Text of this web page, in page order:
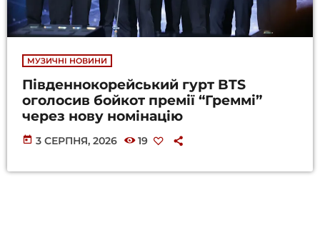
МУЗИЧНІ НОВИНИ
Південнокорейський гурт BTS
оголосив бойкот премії “Греммі”
через нову номінацію
today 3 СЕРПНЯ, 2026 19